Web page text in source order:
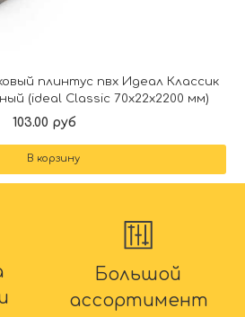
плинтус пвх Идеал Классик
(ideal Classic 70х22х2200 мм)
103.00 руб
В корзину
Большой
ассортимент